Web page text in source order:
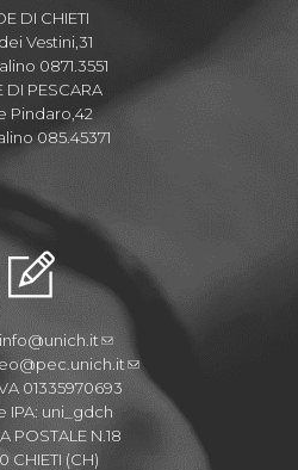
DI CHIETI
Vestini,31
0871.3551
DI PESCARA
Pindaro,42
085.45371
info@unich.it
01335970693
IPA: uni_gdch
POSTALE N.18
CHIETI (CH)